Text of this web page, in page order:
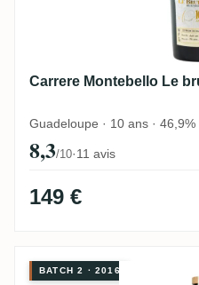
Carrere Montebello Le
Guadeloupe · 10 ans · 46,9%
8,3/10·11 avis
149 €
Carrere
BATCH 2 · 2016